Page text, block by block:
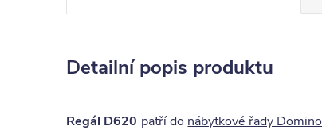
Detailní popis produktu
Regál D620 patří do nábytkové řady Domino